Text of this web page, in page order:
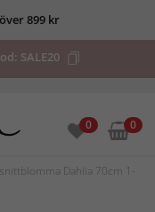
899 kr
SALE20
0 0
Dahlia 70cm 1-